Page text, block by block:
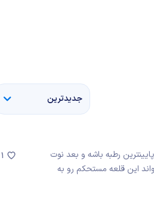
جدیدترین
رطبه باشه و بعد نوت
کند که دیگر کسی نتواند این قلعه مستحکم رو به
1